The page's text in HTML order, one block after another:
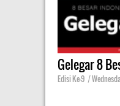
Gelegar 8
Edisi Ke-9 |